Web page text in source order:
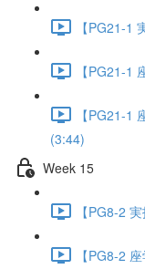
【PG21-1
【PG21-1
【PG21-1
(3:44)
Week 15
【PG8-2
【PG8-2